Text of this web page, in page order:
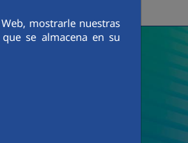
mostrarle nuestras
se almacena en su